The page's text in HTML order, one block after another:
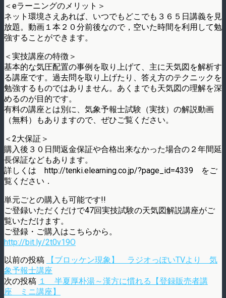
＜eラーニングのメリット＞
ネット環境さえあれば、いつでもどこでも３６５日講義を見
放題。動画１本２０分前後なので，空いた時間を利用して勉
強することができます。
＜実技講座の特徴＞
基本的な気圧配置の事例を取り上げて、主に天気図を解析す
る講座です。過去問を取り上げたり、答え方のテクニックを
勉強するものではありません。あくまでも天気図の理解を深
めるのが目的です。
有料の講座とは別に、気象予報士試験（実技）の解説動画
（無料）もありますので、ぜひご覧ください。
＜2大保証＞
購入後３０日間返金保証や合格出来なかった場合の２年間延
長保証などもあります。
詳しくは http://tenki.elearning.co.jp/?page_id=4339 をご
覧ください．
単元ごとの購入も可能です!!
ご登録いただくだけで47回実技試験の天気図解説講座がご
覧いただけます。
ご登録・ご購入はこちらから。
http://bit.ly/2t0v19O
以前の投稿
【ブロッケン現象】 ラジオっぽいTVより 気
象予報士講座
次の投稿 １ 半夏厚朴湯～漢方に慣れる【登録販売者講
座 ミニ講座】